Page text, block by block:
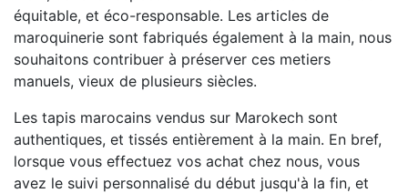
équitable, et éco-responsable. Les articles de
maroquinerie sont fabriqués également à la main, nous
souhaitons contribuer à préserver ces metiers
manuels, vieux de plusieurs siècles.
Les tapis marocains vendus sur Marokech sont
authentiques, et tissés entièrement à la main. En bref,
lorsque vous effectuez vos achat chez nous, vous
avez le suivi personnalisé du début jusqu'à la fin, et